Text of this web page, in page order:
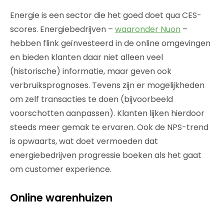
Energie is een sector die het goed doet qua CES-
scores. Energiebedrijven – waaronder Nuon –
hebben flink geïnvesteerd in de online omgevingen
en bieden klanten daar niet alleen veel
(historische) informatie, maar geven ook
verbruiksprognoses. Tevens zijn er mogelijkheden
om zelf transacties te doen (bijvoorbeeld
voorschotten aanpassen). Klanten lijken hierdoor
steeds meer gemak te ervaren. Ook de NPS-trend
is opwaarts, wat doet vermoeden dat
energiebedrijven progressie boeken als het gaat
om customer experience.
Online warenhuizen